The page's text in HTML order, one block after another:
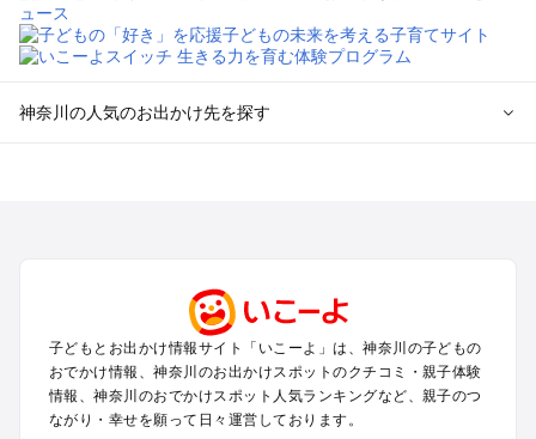
神奈川の人気のお出かけ先を探す
小田原・熱海・湯河原・真鶴のプールお出かけ
町田・相模原・愛川・上野原のプールお出かけ
新横浜・港北エリア・日吉・青葉台・鶴見のプールお出かけ
川崎のプールお出かけ
海老名・厚木のプールお出かけ
子どもとお出かけ情報サイト「いこーよ」は、神奈川の子どもの
おでかけ情報、神奈川のお出かけスポットのクチコミ・親子体験
情報、神奈川のおでかけスポット人気ランキングなど、親子のつ
ながり・幸せを願って日々運営しております。